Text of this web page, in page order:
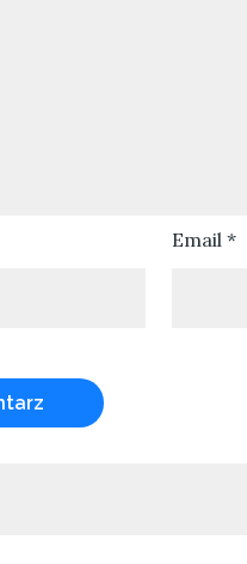
Email *